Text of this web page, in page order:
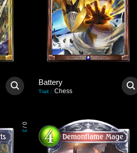
Battery
Trait : Chess
0
/
3